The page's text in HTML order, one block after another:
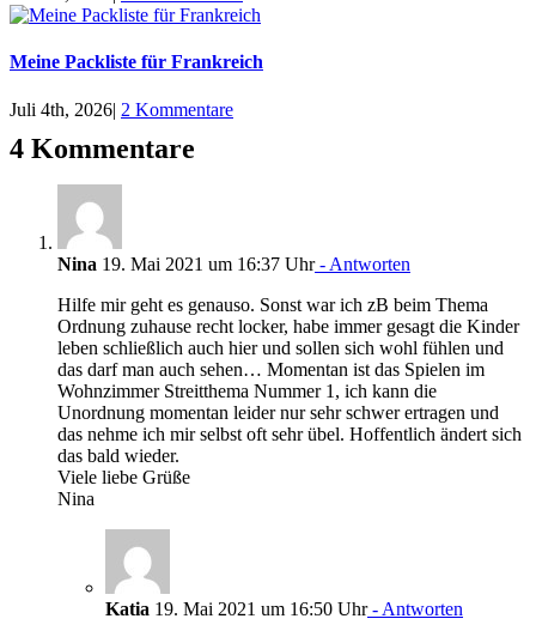
Meine Packliste für Frankreich
Juli 4th, 2026| 2 Kommentare
4 Kommentare
Nina 19. Mai 2021 um 16:37 Uhr- Antworten
Hilfe mir geht es genauso. Sonst war ich zB beim Thema
Ordnung zuhause recht locker, habe immer gesagt die Kinder
leben schließlich auch hier und sollen sich wohl fühlen und
das darf man auch sehen… Momentan ist das Spielen im
Wohnzimmer Streitthema Nummer 1, ich kann die
Unordnung momentan leider nur sehr schwer ertragen und
das nehme ich mir selbst oft sehr übel. Hoffentlich ändert sich
das bald wieder.
Viele liebe Grüße
Nina
Katia 19. Mai 2021 um 16:50 Uhr- Antworten